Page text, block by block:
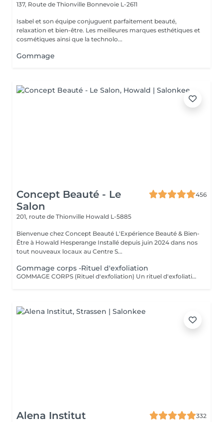
137, Route de Thionville Bonnevoie L-2611
Isabel et son équipe conjuguent parfaitement beauté,
relaxation et bien-être. Les meilleures marques esthétiques et
cosmétiques ainsi que la technolo...
Gommage
Concept Beauté - Le
Salon
456
201, route de Thionville Howald L-5885
Bienvenue chez Concept Beauté L'Expérience Beauté & Bien-
Être à Howald Hesperange Installé depuis juin 2024 dans nos
tout nouveaux locaux au Centre S...
Gommage corps -Rituel d'exfoliation
GOMMAGE CORPS (Rituel d'exfoliation) Un rituel d'exfoliation délicat qui débarrasse la peau des impuretés et cellules mortes pour la laisser incroyablement douce et lumineuse. Nous utilisons le Body Strategist Scrub de Comfort Zone, un gommage aux particules naturelles qui stimule la microcirculation et révèle l'éclat de votre peau. Idéal avant un massage, un soin hydratant ou pour préparer la peau au bronzage.
Alena Institut
332